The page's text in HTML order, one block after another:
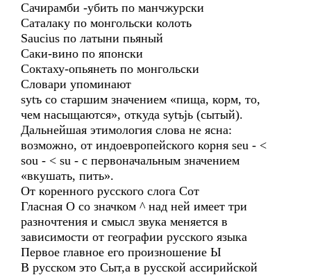
Сачирамби -убить по манчжурски
Саталаку по монгольски колоть
Saucius по латыни пьяный
Саки-вино по японски
Соктаху-опьянеть по монгольски
Словари упоминают
sytъ со старшим значением «пища, корм, то,
чем насыщаются», откуда sytъjь (сытый).
Дальнейшая этимология слова не ясна:
возможно, от индоевропейского корня seu - <
sou - < su - с первоначальным значением
«вкушать, пить».
От коренного русского слога Сот
Гласная О со значком ^ над ней имеет три
разночтения и смысл звука меняется в
зависимости от географии русского языка
Первое главное его произношение Ы
В русском это Сыт,а в русской ассирийской